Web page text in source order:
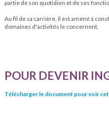
partie de son quotidien et de ses
Au fil de sa carrière, il est amené à
domaines d'activités le concernent.
POUR DEVENIR
Télécharger le document pour voir